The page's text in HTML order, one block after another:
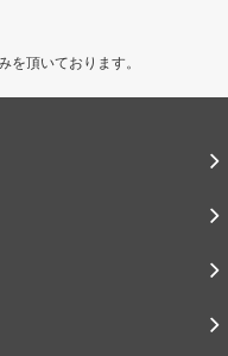
を頂いております。